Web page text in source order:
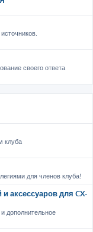
своего ответа
клуба
для членов клуба!
аксессуаров для CX-
дополнительное